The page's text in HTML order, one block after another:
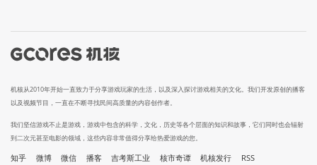
机核从2010年开始一直致力于分享游戏玩家的生活，以及深入探讨游戏相关的文化。我们开发原创的播客
以及视频节目，一直在不断寻找民间高质量的内容创作者。
我们坚信游戏不止是游戏，游戏中包含的科学，文化，历史等各个层面的知识和故事，它们同时也会辐射
到二次元甚至电影的领域，这些内容非常值得分享给热爱游戏的您。
知乎 微博 微信 播客 吉考斯工业 核市奇谭 机核发行 RSS